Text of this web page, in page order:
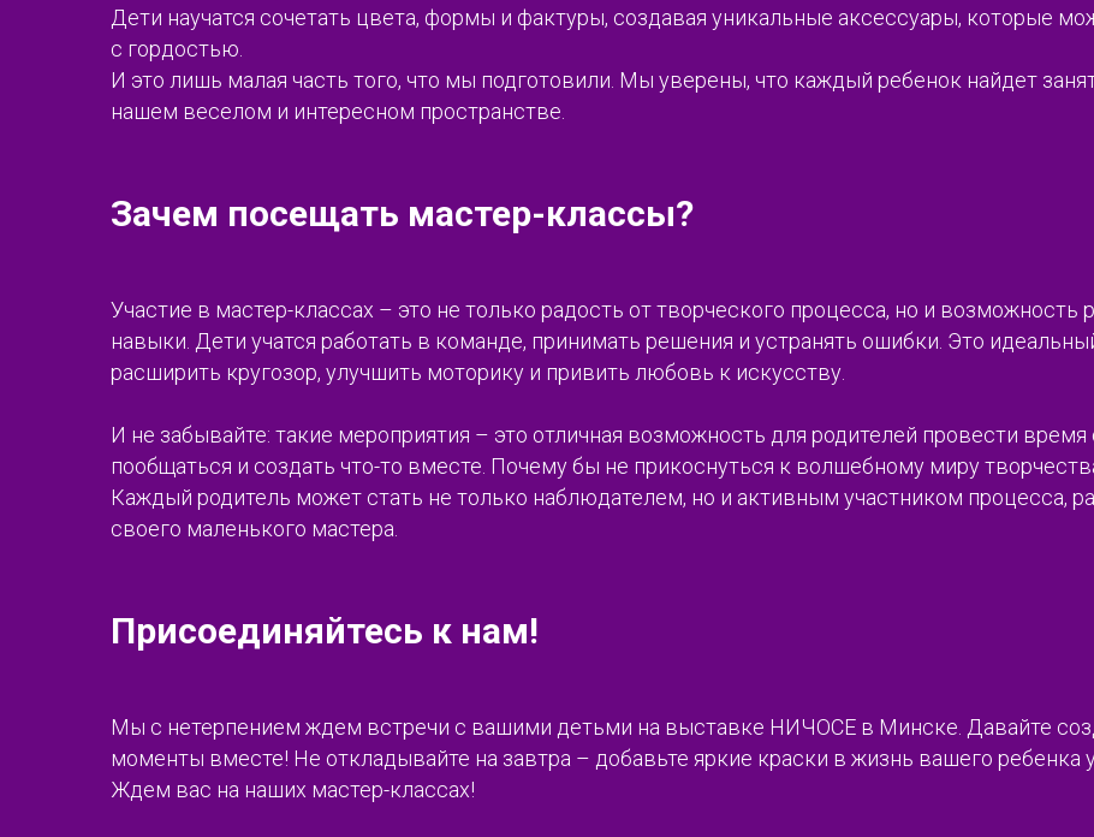
Дети научатся сочетать цвета, формы и фактуры, создавая уникальные аксессуары, которые
с гордостью.
И это лишь малая часть того, что мы подготовили. Мы уверены, что каждый ребенок найдет
нашем веселом и интересном пространстве.
Зачем посещать мастер-классы?
Участие в мастер-классах – это не только радость от творческого процесса, но и возможность
навыки. Дети учатся работать в команде, принимать решения и устранять ошибки. Это
расширить кругозор, улучшить моторику и привить любовь к искусству.
И не забывайте: такие мероприятия – это отличная возможность для родителей провести время
пообщаться и создать что-то вместе. Почему бы не прикоснуться к волшебному миру
Каждый родитель может стать не только наблюдателем, но и активным участником процесса,
своего маленького мастера.
Присоединяйтесь к нам!
Мы с нетерпением ждем встречи с вашими детьми на выставке НИЧОСЕ в Минске. Давайте
моменты вместе! Не откладывайте на завтра – добавьте яркие краски в жизнь вашего ребенка
Ждем вас на наших мастер-классах!